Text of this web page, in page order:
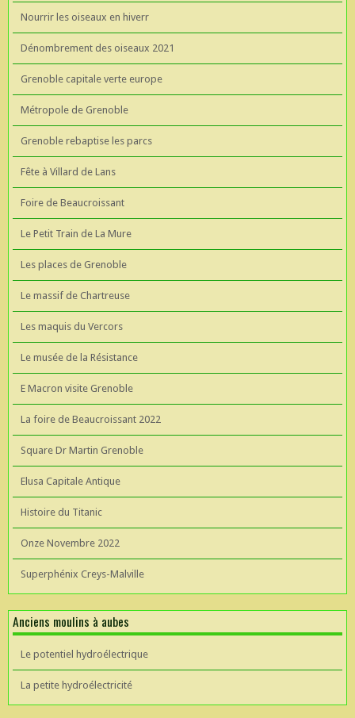
Nourrir les oiseaux en hiverr
Dénombrement des oiseaux 2021
Grenoble capitale verte europe
Métropole de Grenoble
Grenoble rebaptise les parcs
Fête à Villard de Lans
Foire de Beaucroissant
Le Petit Train de La Mure
Les places de Grenoble
Le massif de Chartreuse
Les maquis du Vercors
Le musée de la Résistance
E Macron visite Grenoble
La foire de Beaucroissant 2022
Square Dr Martin Grenoble
Elusa Capitale Antique
Histoire du Titanic
Onze Novembre 2022
Superphénix Creys-Malville
Anciens moulins à aubes
Le potentiel hydroélectrique
La petite hydroélectricité